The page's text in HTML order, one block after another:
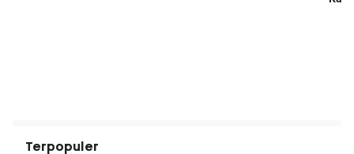
Terpopuler